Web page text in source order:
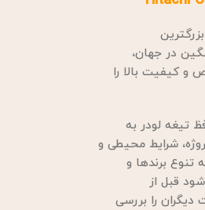
در جهان،
و کیفیت بالا را
تیغه لودر به
شرایط محیطی و
تنوع برندها و
قبل از
دیگران را بررسی